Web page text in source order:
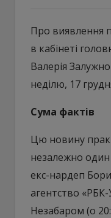
Про виявлення
в кабінеті
Валерія
неділю, 17
Сума фактів
Цю новину
незалежно
екс-нардеп
агентство «РБК-
Незабаром (о